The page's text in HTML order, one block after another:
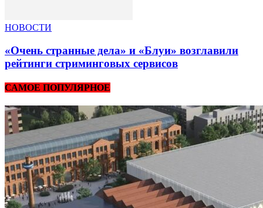
НОВОСТИ
«Очень странные дела» и «Блуи» возглавили
рейтинги стриминговых сервисов
САМОЕ ПОПУЛЯРНОЕ